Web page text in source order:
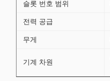
슬롯 번호 범위
전력 공급
무게
기계 차원